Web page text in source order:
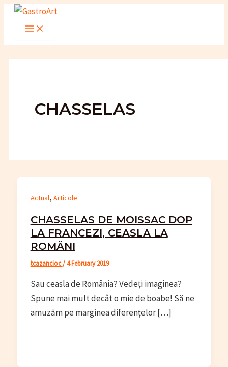
Skip
Main
CHASSELAS
Actual, Articole
CHASSELAS DE MOISSAC DOP
LA FRANCEZI, CEASLA LA
ROMÂNI
tcazancioc/4 February 2019
Sau ceasla de România? Vedeți imaginea?
Spune mai mult decât o mie de boabe! Să ne
amuzăm pe marginea diferențelor […]